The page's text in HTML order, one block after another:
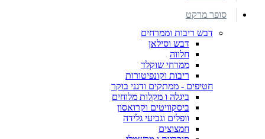
סופר מרקט
דבש ריבות וממרחים
דבש וסילאן
חלווה
ממרחי שוקלד
ריבות וקונפיטורות
חטיפים - ממתקים ודגני בוקר
ביגלה ו מקלות מלוחים
ביסקוויטים וקרואסון
וופלים וגביעי גלידה
חמצוצים